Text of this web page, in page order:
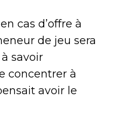
cas d’offre à
de jeu sera
savoir
concentrer à
avoir le